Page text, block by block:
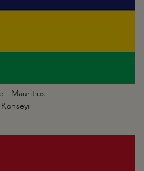
- Mauritius